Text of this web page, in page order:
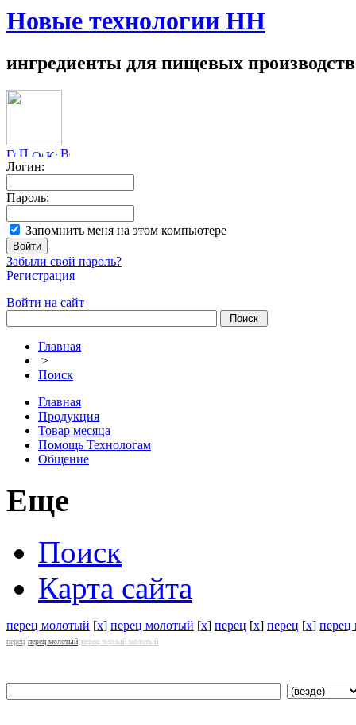
Новые технологии НН
ингредиенты для пищевых производств
Логин:
Пароль:
Запомнить меня на этом компьютере
Забыли свой пароль?
Регистрация
Войти на сайт
Главная
>
Поиск
Главная
Продукция
Товар месяца
Помощь Технологам
Общение
Еще
Поиск
Карта сайта
перец молотый [x] перец молотый [x] перец [x] перец [x] перец
перец перец молотый перец черный молотый